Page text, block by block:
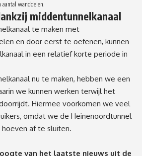
aantal wanddelen.
middentunnelkanaal
te maken met
en door eerst te oefenen, kunnen
in een relatief korte periode in
nu te maken, hebben we een
we kunnen werken terwijl het
Hiermee voorkomen we veel
omdat we de Heinenoordtunnel
af te sluiten.
van het laatste nieuws uit de